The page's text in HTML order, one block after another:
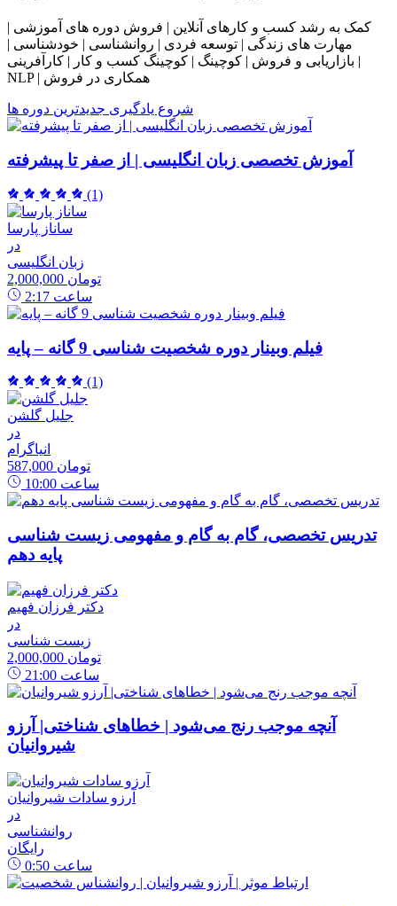
کمک به رشد کسب و کارهای آنلاین | فروش دوره های آموزشی |
مهارت های زندگی | توسعه فردی | روانشناسی | خودشناسی |
بازاریابی و فروش | کوچینگ | کوچینگ کسب و کار | کارآفرینی |
NLP | همکاری در فروش
شروع یادگیری جدیدترین دوره ها
آموزش تخصصی زبان انگلیسی | از صفر تا پیشرفته
(1)
ساناز پارسا
در
زبان انگلیسی
2,000,000 تومان
2:17 ساعت
فیلم وبینار دوره شخصیت شناسی 9 گانه – پایه
(1)
جلیل گلشن
در
انیاگرام
587,000 تومان
10:00 ساعت
تدریس تخصصی، گام به گام و مفهومی زیست شناسی
پایه دهم
دکتر فرزان فهیم
در
زیست شناسی
2,000,000 تومان
21:00 ساعت
آنچه موجب رنج می‌شود | خطاهای شناختی| آرزو
شیروانیان
آرزو سادات شیروانیان
در
روانشناسی
رایگان
0:50 ساعت